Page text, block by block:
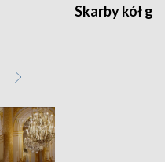
Skarby kół